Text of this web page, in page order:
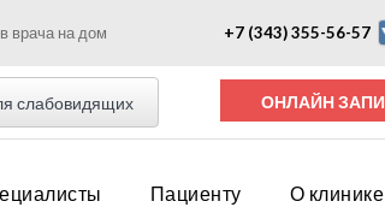
врача на дом +7 (343) 355-56-57
слабовидящих
Пациенту О клинике